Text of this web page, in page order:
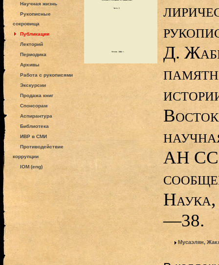
Научная жизнь
Рукописные
сокровища
Публикации
Лекторий
Периодика
Архивы
Работа с рукописями
Экскурсии
Продажа книг
Спонсорам
Аспирантура
Библиотека
ИВР в СМИ
Противодействие
коррупции
IOM (eng)
Д.
АН
—38.
Мусаэлян,